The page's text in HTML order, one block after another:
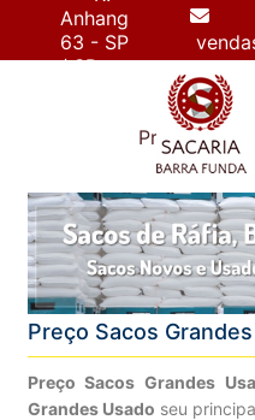
Anhanguera,
63 - SP
/ SP
Produtos
Preço Sacos
Preço Sacos Grandes
Grandes Usado seu